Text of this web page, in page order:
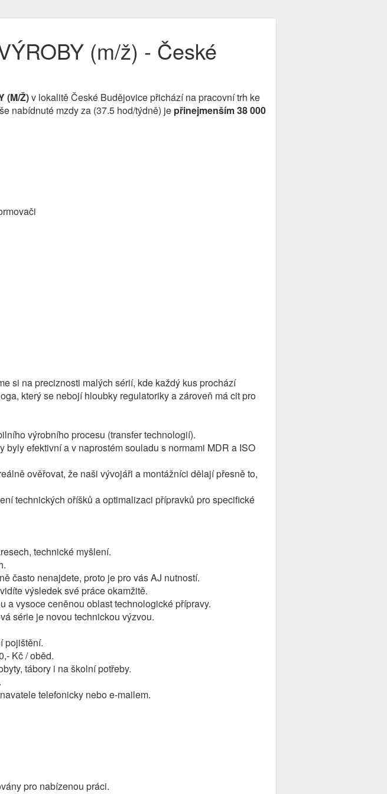
(m/ž) - České
(M/Ž)v lokalitě České Budějovice přichází na pracovní trh ke
nabídnuté mzdy za (37.5 hod/týdně) je přinejmenším 38 000
si na preciznosti malých sérií, kde každý kus prochází
který se nebojí hloubky regulatoriky a zároveň má cit pro
výrobního procesu (transfer technologií).
byly efektivní a v naprostém souladu s normami MDR a ISO
ověřovat, že naši vývojáři a montážníci dělají přesně to,
technických oříšků a optimalizaci přípravků pro specifické
technické myšlení.
často nenajdete, proto je pro vás AJ nutností.
výsledek své práce okamžitě.
a vysoce ceněnou oblast technologické přípravy.
série je novou technickou výzvou.
pojištění.
Kč / oběd.
tábory i na školní potřeby.
telefonicky nebo e-mailem.
pro nabízenou práci.